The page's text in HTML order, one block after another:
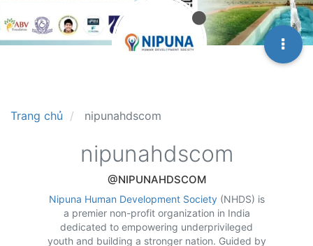
Trang chủ nipunahdscom
nipunahdscom
@NIPUNAHDSCOM
Nipuna Human Development Society(NHDS) is
a premier non-profit organization in India
dedicated to empowering underprivileged
youth and building a stronger nation. Guided by